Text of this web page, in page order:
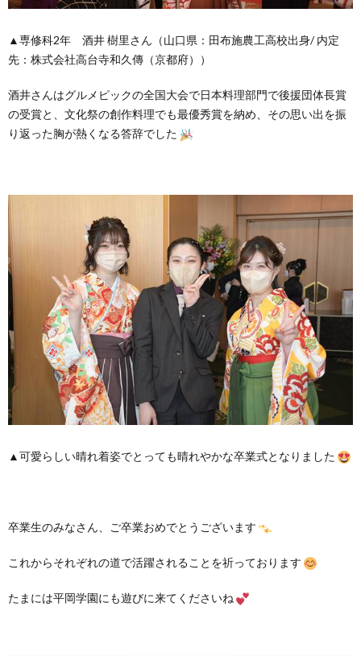
▲専修科2年 酒井 樹里さん（山口県：田布施農工高校出身/ 内定
先：株式会社高台寺和久傳（京都府））
酒井さんはグルメピックの全国大会で日本料理部門で後援団体長賞
の受賞と、文化祭の創作料理でも最優秀賞を納め、その思い出を振
り返った胸が熱くなる答辞でした
▲可愛らしい晴れ着姿でとっても晴れやかな卒業式となりました
卒業生のみなさん、ご卒業おめでとうございます
これからそれぞれの道で活躍されることを祈っております
たまには平岡学園にも遊びに来てくださいね